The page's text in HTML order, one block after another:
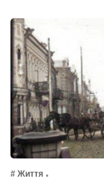
# Життя